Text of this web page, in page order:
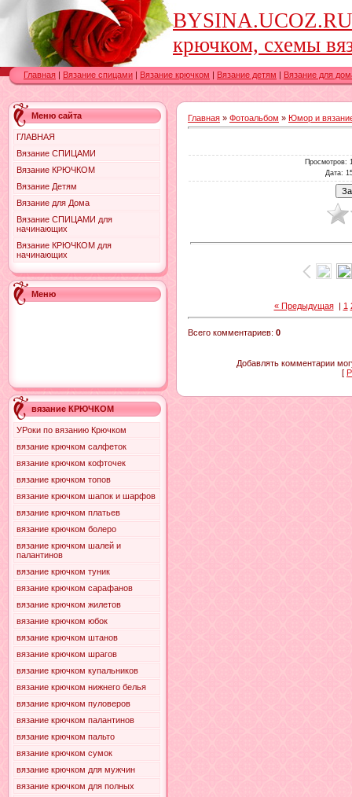
крючком, схемы
Главная | Вязание спицами | Вязание крючком | Вязание детям | Вязание для
Меню сайта
ГЛАВНАЯ
Вязание СПИЦАМИ
Вязание КРЮЧКОМ
Вязание Детям
Вязание для Дома
Вязание СПИЦАМИ для
начинающих
Вязание КРЮЧКОМ для
начинающих
Меню
вязание КРЮЧКОМ
УРоки по вязанию Крючком
вязание крючком салфеток
вязание крючком кофточек
вязание крючком топов
вязание крючком шапок и шарфов
вязание крючком платьев
вязание крючком болеро
вязание крючком шалей и
палантинов
вязание крючком туник
вязание крючком сарафанов
вязание крючком жилетов
вязание крючком юбок
вязание крючком штанов
вязание крючком шрагов
вязание крючком купальников
вязание крючком нижнего белья
вязание крючком пуловеров
вязание крючком палантинов
вязание крючком пальто
вязание крючком сумок
вязание крючком для мужчин
вязание крючком для полных
Главная » Фотоальбом » Юмор и
Просмотров:
Дата:
« Предыдущая| 1
Всего комментариев: 0
Добавлять комментарии
[